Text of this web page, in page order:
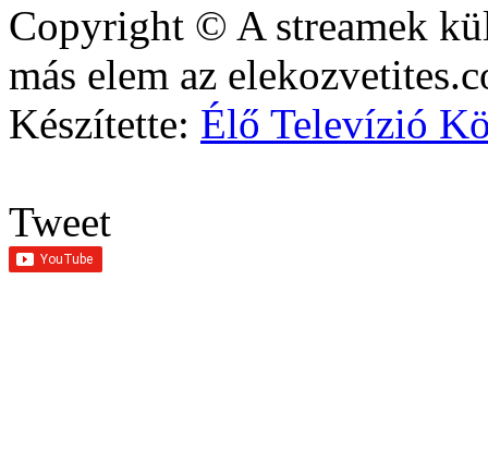
Copyright © A streamek
más elem az
Készítette: Élő Televízió
Tweet